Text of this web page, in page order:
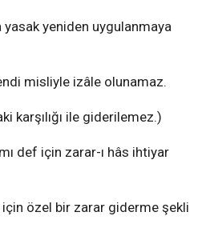
yasak yeniden uygulanmaya
misliyle izâle olunamaz.
karşılığı ile giderilemez.)
def için zarar-ı hâs ihtiyar
için özel bir zarar giderme şekli